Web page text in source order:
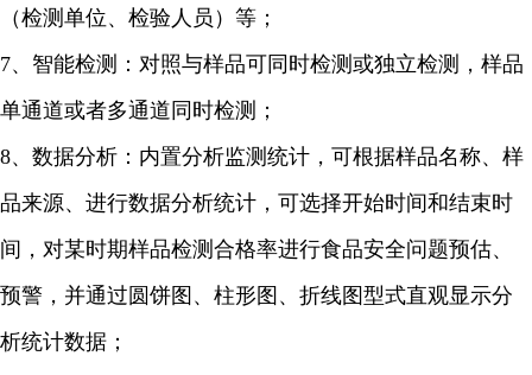
（检测单位、检验人员）等；
7、智能检测：对照与样品可同时检测或独立检测，样品
单通道或者多通道同时检测；
8、数据分析：内置分析监测统计，可根据样品名称、样
品来源、进行数据分析统计，可选择开始时间和结束时
间，对某时期样品检测合格率进行食品安全问题预估、
预警，并通过圆饼图、柱形图、折线图型式直观显示分
析统计数据；